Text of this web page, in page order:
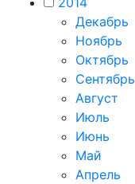
Декабрь
Ноябрь
Октябрь
Сентябрь
Август
Июль
Июнь
Май
Апрель